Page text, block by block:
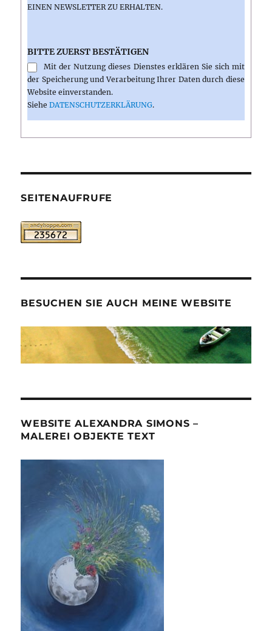
INEN NEWSLETTER ZU ERHALTEN.
BITTE ZUERST BESTÄTIGEN
Mit der Nutzung dieses Dienstes erklären Sie sich mit
der Speicherung und Verarbeitung Ihrer Daten durch diese
Website einverstanden.
SieheDATENSCHUTZERKLÄRUNG.
SEITENAUFRUFE
BESUCHEN SIE AUCH MEINE WEBSITE
WEBSITE ALEXANDRA SIMONS –
MALEREI OBJEKTE TEXT